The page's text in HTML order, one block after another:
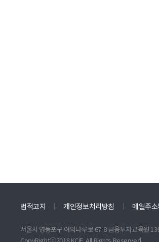
법적고지 개인정보처리방침 메일주
서울시 영등포구 여의나루로 67-8 금융투자교육원 13